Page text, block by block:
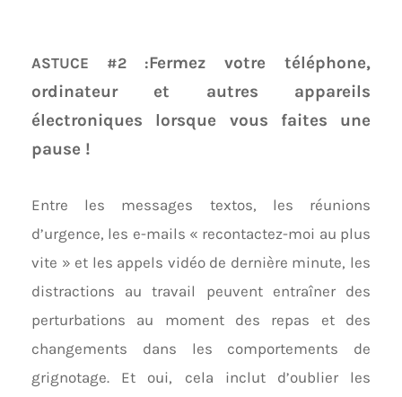
ASTUCE #2 :Fermez votre téléphone,
ordinateur et autres appareils
électroniques lorsque vous faites une
pause !
Entre les messages textos, les réunions
d’urgence, les e-mails « recontactez-moi au plus
vite » et les appels vidéo de dernière minute, les
distractions au travail peuvent entraîner des
perturbations au moment des repas et des
changements dans les comportements de
grignotage. Et oui, cela inclut d’oublier les